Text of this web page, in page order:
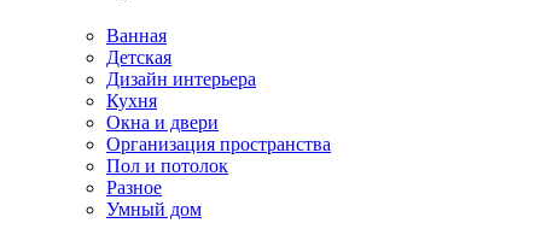
Ванная
Детская
Дизайн интерьера
Кухня
Окна и двери
Организация пространства
Пол и потолок
Разное
Умный дом